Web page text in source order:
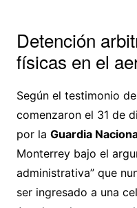
Detención
físicas en el
Según el testimonio
comenzaron el 31 de
por la Guardia
Monterrey bajo el
administrativa” que
ser ingresado a una